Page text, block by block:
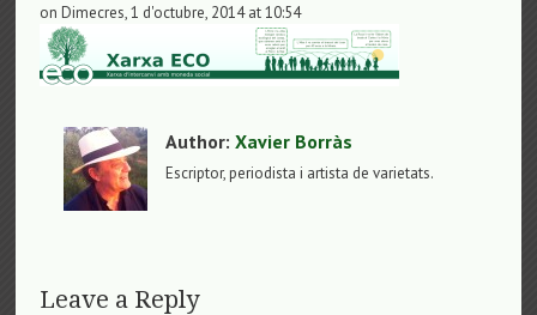
on Dimecres, 1 d'octubre, 2014 at 10:54
Author:Xavier Borràs
Escriptor, periodista i artista de varietats.
Leave a Reply